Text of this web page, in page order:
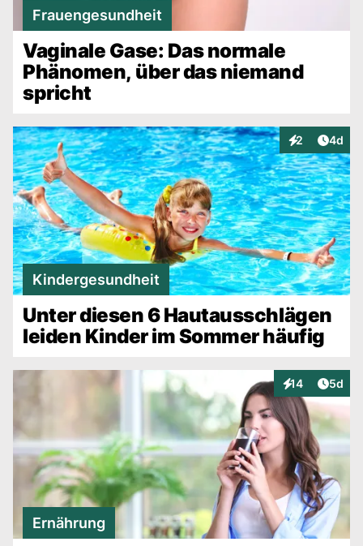
Frauengesundheit
Vaginale Gase: Das normale
Phänomen, über das niemand
spricht
2
Interaktionen
4d
Kindergesundheit
Unter diesen 6 Hautausschlägen
leiden Kinder im Sommer häufig
14
Interaktionen
5d
Ernährung